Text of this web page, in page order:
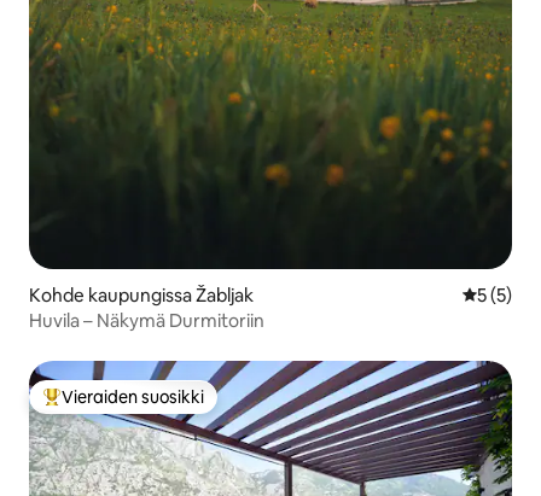
Kohde kaupungissa Žabljak
5 (5)
Huvila – Näkymä Durmitoriin
Vieraiden suosikkien parhaimmistoa
Vieraiden suosikki